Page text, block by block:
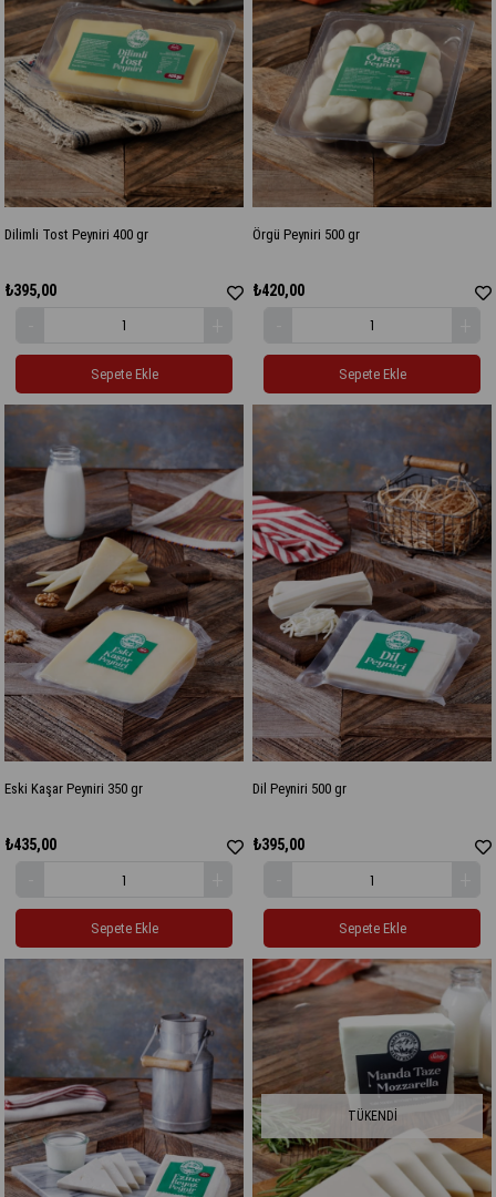
Dilimli Tost Peyniri 400 gr
₺395,00
Sepete Ekle
Örgü Peyniri 500 gr
₺420,00
Sepete Ekle
Eski Kaşar Peyniri 350 gr
₺435,00
Sepete Ekle
Dil Peyniri 500 gr
₺395,00
Sepete Ekle
TÜKENDI